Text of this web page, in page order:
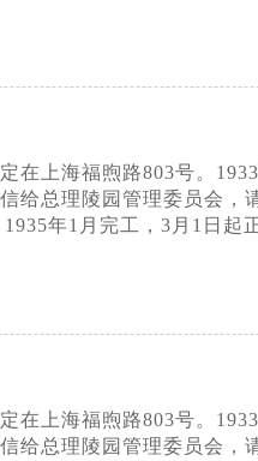
在上海福煦路803号。
给总理陵园管理委员会，
年1月完工，3月1日起
在上海福煦路803号。
给总理陵园管理委员会，